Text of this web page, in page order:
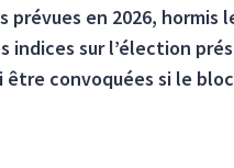
prévues en 2026, hormis
indices sur l’élection
convoquées si le